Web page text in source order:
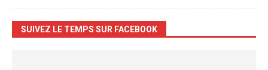
SUIVEZ LE TEMPS SUR FACEBOOK